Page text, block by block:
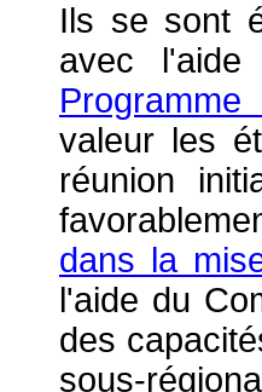
Ils se sont
avec
valeur les
réunion
dans la
l'aide du
des
sous-